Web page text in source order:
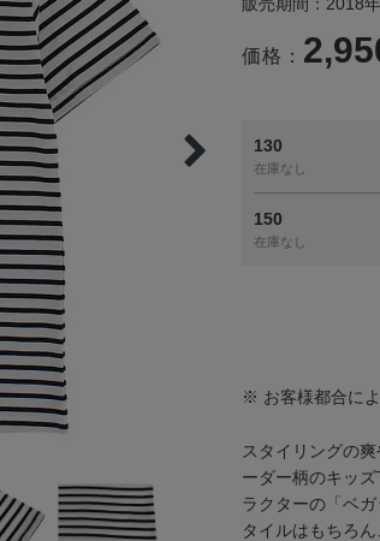
価格：
130
在庫なし
150
在庫なし
※ お客様都合に
スタイリングの
ーダー柄のキッ
ラクターの「ベ
タイルはもちろ